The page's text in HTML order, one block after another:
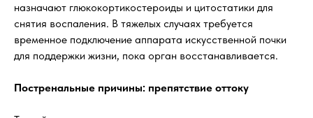
назначают глюкокортикостероиды и цитостатики для
снятия воспаления. В тяжелых случаях требуется
временное подключение аппарата искусственной почки
для поддержки жизни, пока орган восстанавливается.
Постренальные причины: препятствие оттоку